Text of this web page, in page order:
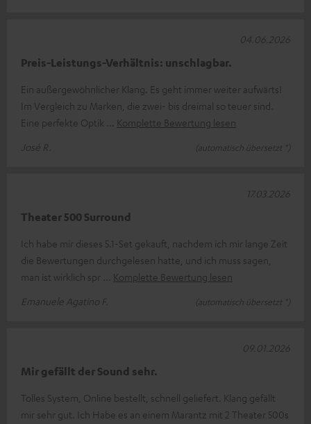
Preis-Leistungs-Verhältnis: unschlagbar.
Ein außergewöhnlicher Klang. Es geht immer weiter aufwärts!
Im Vergleich zu Marken, die zwei- bis dreimal so teuer sind.
Eine perfekte Optik
Komplette Bewertung lesen
José R.
(automatisch übersetzt *)
04.06.2026
Theater 500 Surround
Ich habe mir dieses 5.1-Set gekauft, nachdem ich mir lange Zeit
die Bewertungen durchgelesen hatte, und ich muss sagen,
man ist wirklich spr
Komplette Bewertung lesen
Emanuele Agatino F.
(automatisch übersetzt *)
17.03.2026
Mir gefällt der Sound sehr.
Tolles System, Online bestellt, schnell geliefert. Klang gefällt
mir sehr gut. Ich Habe es an einem Marantz mit 2 Theater 500s
09.01.2026